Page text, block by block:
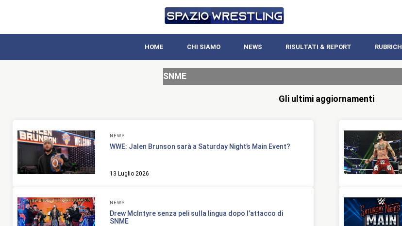
HOME CHI SIAMO NEWS RISULTATI & REPORT
SNME
Gli ultimi aggiornamenti
NEWS
WWE: Jalen Brunson sarà a Saturday Night’s Main Event?
13 Luglio 2026
NEWS
Drew McIntyre senza peli sulla lingua dopo l’attacco di
SNME